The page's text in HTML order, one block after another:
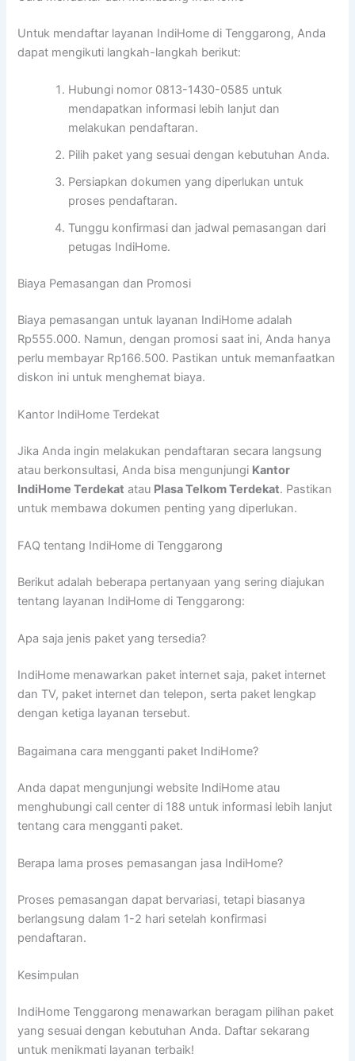
Untuk mendaftar layanan IndiHome di Tenggarong, Anda
dapat mengikuti langkah-langkah berikut:
Hubungi nomor 0813-1430-0585 untuk
mendapatkan informasi lebih lanjut dan
melakukan pendaftaran.
Pilih paket yang sesuai dengan kebutuhan Anda.
Persiapkan dokumen yang diperlukan untuk
proses pendaftaran.
Tunggu konfirmasi dan jadwal pemasangan dari
petugas IndiHome.
Biaya Pemasangan dan Promosi
Biaya pemasangan untuk layanan IndiHome adalah
Rp555.000. Namun, dengan promosi saat ini, Anda hanya
perlu membayar Rp166.500. Pastikan untuk memanfaatkan
diskon ini untuk menghemat biaya.
Kantor IndiHome Terdekat
Jika Anda ingin melakukan pendaftaran secara langsung
atau berkonsultasi, Anda bisa mengunjungi Kantor
IndiHome Terdekat atau Plasa Telkom Terdekat. Pastikan
untuk membawa dokumen penting yang diperlukan.
FAQ tentang IndiHome di Tenggarong
Berikut adalah beberapa pertanyaan yang sering diajukan
tentang layanan IndiHome di Tenggarong:
Apa saja jenis paket yang tersedia?
IndiHome menawarkan paket internet saja, paket internet
dan TV, paket internet dan telepon, serta paket lengkap
dengan ketiga layanan tersebut.
Bagaimana cara mengganti paket IndiHome?
Anda dapat mengunjungi website IndiHome atau
menghubungi call center di 188 untuk informasi lebih lanjut
tentang cara mengganti paket.
Berapa lama proses pemasangan jasa IndiHome?
Proses pemasangan dapat bervariasi, tetapi biasanya
berlangsung dalam 1-2 hari setelah konfirmasi
pendaftaran.
Kesimpulan
IndiHome Tenggarong menawarkan beragam pilihan paket
yang sesuai dengan kebutuhan Anda. Daftar sekarang
untuk menikmati layanan terbaik!